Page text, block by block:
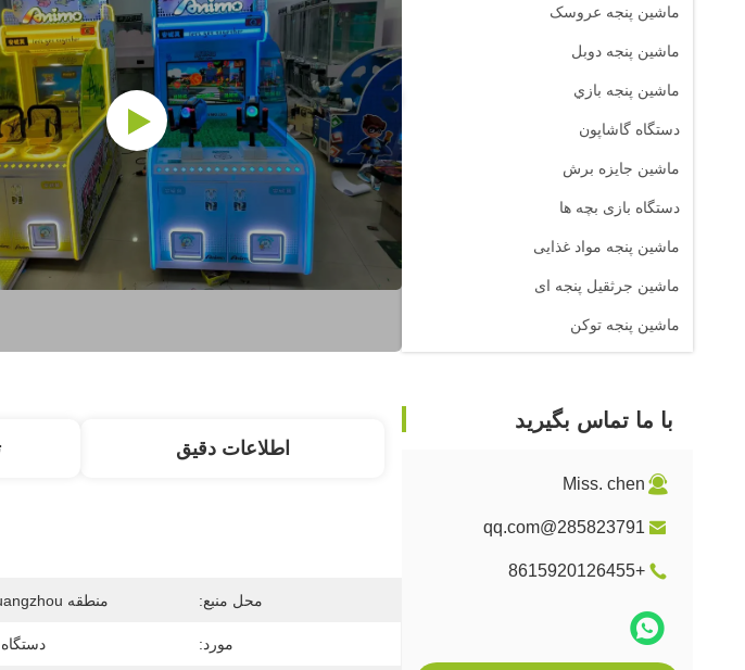
ماشين پنجه عروسک
ماشین پنجه دوبل
ماشين پنجه بازي
دستگاه گاشاپون
ماشین جایزه برش
دستگاه بازی بچه ها
ماشین پنجه مواد غذایی
ماشین جرثقیل پنجه ای
ماشین پنجه توکن
با ما تماس بگیرید
Miss. chen
285823791@qq.com
+8615920126455
اطلاعات دقیق
محل منبع: منطقه Panyu ، Guangzhou
مورد: